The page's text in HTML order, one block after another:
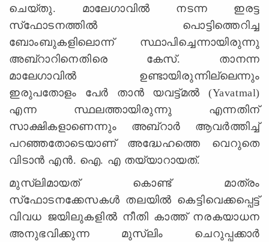
ചെയ്‌തു. മാലേഗാവില്‍ നടന്ന ഇരട്ട
സ്‌ഫോടനത്തില്‍ പൊട്ടിത്തെറിച്ച
ബോംബുകളിലൊന്ന്‌ സ്ഥാപിച്ചെന്നായിരുന്നു
അബ്‌റാറിനെതിരെ കേസ്‌. താനന്ന
മാലേഗാവില്‍ ഉണ്ടായിരുന്നില്ലെന്നും
ഇരുപതോളം പേര്‍ താന്‍ യവട്ട്‌മല്‍ (Yavatmal)
എന്ന സ്ഥലത്തായിരുന്നു എന്നതിന്‌
സാക്ഷികളാണെന്നും അബ്‌റാര്‍ ആവര്‍ത്തിച്ച്‌
പറഞ്ഞതോടെയാണ്‌ അദ്ധേഹത്തെ വെറുതെ
വിടാന്‍ എന്‍. ഐ. എ തയ്യാറായത്‌.
മുസ്‌ലിമായത്‌ കൊണ്ട്‌ മാത്രം
സ്‌ഫോടനക്കേസകള്‍ തലയില്‍ കെട്ടിവെക്കപ്പെട്ട്‌
വിവധ ജയിലുകളില്‍ നീതി കാത്ത്‌ നരകയാധന
അനുഭവിക്കുന്ന മുസ്‌ലിം ചെറുപ്പക്കാര്‍